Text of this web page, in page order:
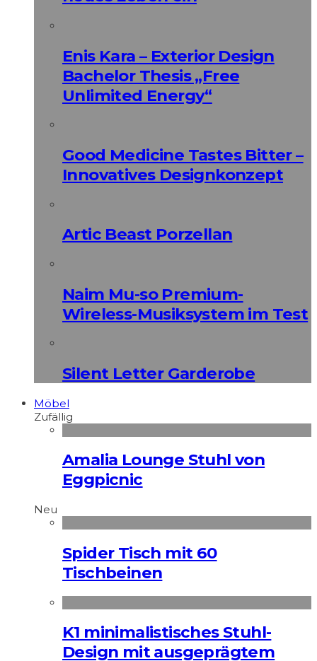
Enis Kara – Exterior Design
Bachelor Thesis „Free
Unlimited Energy“
Good Medicine Tastes Bitter –
Innovatives Designkonzept
Artic Beast Porzellan
Naim Mu-so Premium-
Wireless-Musiksystem im Test
Silent Letter Garderobe
Möbel
Zufällig
Amalia Lounge Stuhl von
Eggpicnic
Neu
Spider Tisch mit 60
Tischbeinen
K1 minimalistisches Stuhl-
Design mit ausgeprägtem